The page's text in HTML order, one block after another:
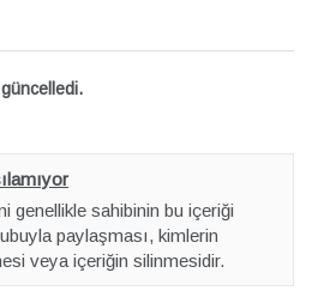
genellikle sahibinin bu içeriği
paylaşması, kimlerin
veya içeriğin silinmesidir.